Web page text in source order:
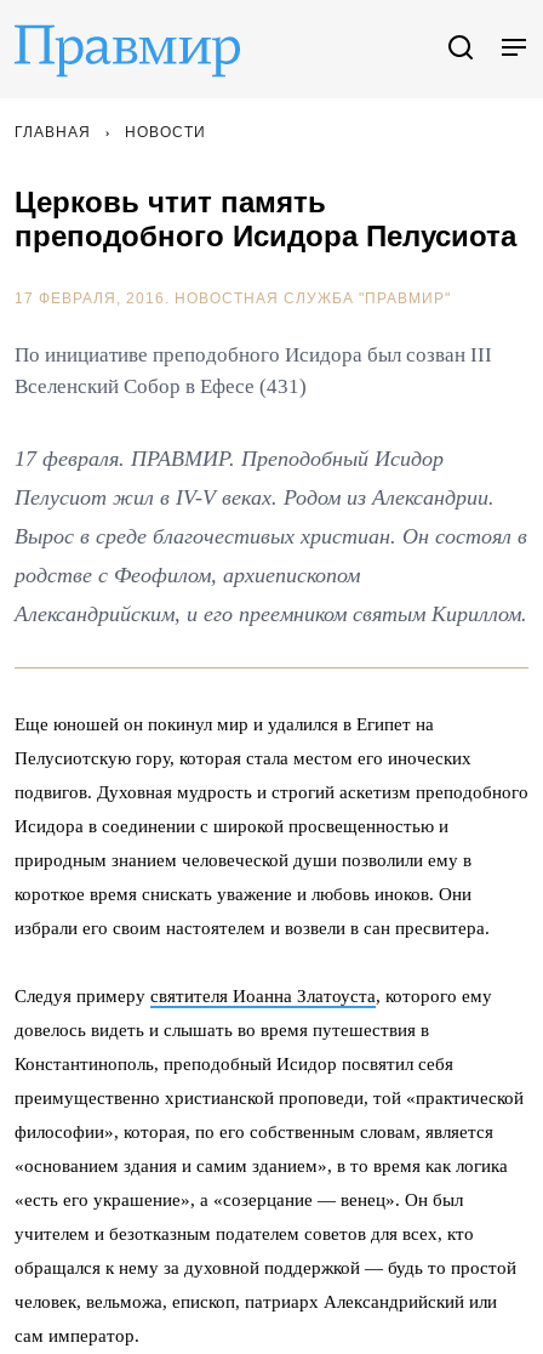
ГЛАВНАЯ НОВОСТИ
Церковь чтит память
преподобного Исидора Пелусиота
17 ФЕВРАЛЯ, 2016. НОВОСТНАЯ СЛУЖБА "ПРАВМИР"
По инициативе преподобного Исидора был созван III
Вселенский Собор в Ефесе (431)
17 февраля. ПРАВМИР. Преподобный Исидор
Пелусиот жил в IV-V веках. Родом из Александрии.
Вырос в среде благочестивых христиан. Он состоял в
родстве с Феофилом, архиепископом
Александрийским, и его преемником святым Кириллом.
Еще юношей он покинул мир и удалился в Египет на
Пелусиотскую гору, которая стала местом его иноческих
подвигов. Духовная мудрость и строгий аскетизм преподобного
Исидора в соединении с широкой просвещенностью и
природным знанием человеческой души позволили ему в
короткое время снискать уважение и любовь иноков. Они
избрали его своим настоятелем и возвели в сан пресвитера.
Следуя примеру святителя Иоанна Златоуста, которого ему
довелось видеть и слышать во время путешествия в
Константинополь, преподобный Исидор посвятил себя
преимущественно христианской проповеди, той «практической
философии», которая, по его собственным словам, является
«основанием здания и самим зданием», в то время как логика
«есть его украшение», а «созерцание — венец». Он был
учителем и безотказным подателем советов для всех, кто
обращался к нему за духовной поддержкой — будь то простой
человек, вельможа, епископ, патриарх Александрийский или
сам император.